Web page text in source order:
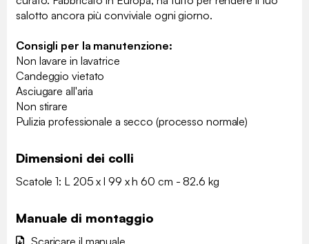
salotto ancora più conviviale ogni giorno.
Consigli per la manutenzione:
Non lavare in lavatrice
Candeggio vietato
Asciugare all'aria
Non stirare
Pulizia professionale a secco (processo normale)
Dimensioni dei colli
Scatole 1: L 205 x l 99 x h 60 cm - 82.6 kg
Manuale di montaggio
Scaricare il manuale